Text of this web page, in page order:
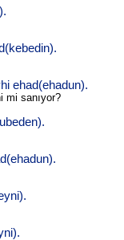
ehad(ehadun).
mi sanıyor?